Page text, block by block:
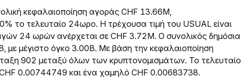
κεφαλαιοποίηση αγοράς CHF 13.66M,
το τελευταίο 24ωρο. Η τρέχουσα τιμή του USUAL είναι
24 ωρών ανέρχεται σε CHF 3.72M. Ο συνολικός δημόσια
με μέγιστο όγκο 3.00B. Με βάση την κεφαλαιοποίηση
902 μεταξύ όλων των κρυπτονομισμάτων. Το τελευταίο
0.00744749 και ένα χαμηλό CHF 0.00683738.